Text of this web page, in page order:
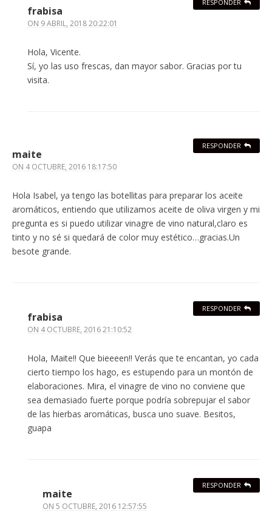
frabisa
ON 9 ABRIL, 2018 20:22:01
Hola, Vicente.
Sí, yo las uso frescas, dan mayor sabor. Gracias por tu
visita.
RESPONDER
maite
ON 4 OCTUBRE, 2016 18:17:50
Hola Isabel, ya tengo las botellitas para preparar los aceite
aromáticos, entiendo que utilizamos aceite de oliva virgen y mi
pregunta es si puedo utilizar vinagre de vino natural,claro es
tinto y no sé si quedará de color muy estético…gracias.Un
besote grande.
RESPONDER
frabisa
ON 4 OCTUBRE, 2016 21:10:52
Hola, Maite!! Que bieeeen!! Verás que te encantan, yo cada
cierto tiempo los hago, es estupendo para un montón de
elaboraciones. Mira, el vinagre de vino no conviene que
sea demasiado fuerte porque podría sobrepujar el sabor
de las hierbas aromáticas, busca uno suave. Besitos,
guapa
RESPONDER
maite
ON 5 OCTUBRE, 2016 12:57:55
RESPONDER